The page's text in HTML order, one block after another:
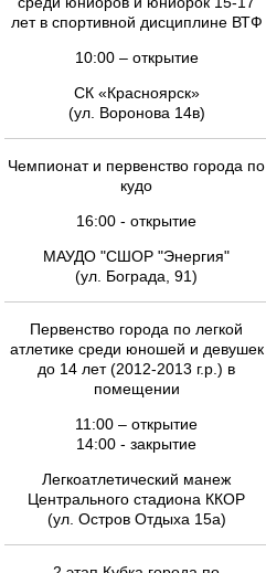
лет в спортивной дисциплине ВТФ
10:00 – открытие
СК «Красноярск»
(ул. Воронова 14в)
Чемпионат и первенство города по
кудо
16:00 - открытие
МАУДО "СШОР "Энергия"
(ул. Бограда, 91)
Первенство города по легкой
атлетике среди юношей и девушек
до 14 лет (2012-2013 г.р.) в
помещении
11:00 – открытие
14:00 - закрытие
Легкоатлетический манеж
Центрального стадиона ККОР
(ул. Остров Отдыха 15а)